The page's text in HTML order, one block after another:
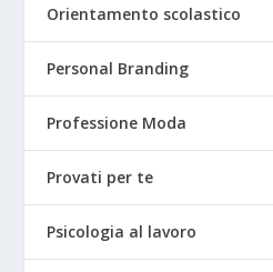
Orientamento scolastico
Personal Branding
Professione Moda
Provati per te
Psicologia al lavoro